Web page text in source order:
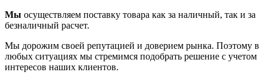
Мы осуществляем поставку товара как за наличный, так и за
безналичный расчет.
Мы дорожим своей репутацией и доверием рынка. Поэтому в
любых ситуациях мы стремимся подобрать решение с учетом
интересов наших клиентов.